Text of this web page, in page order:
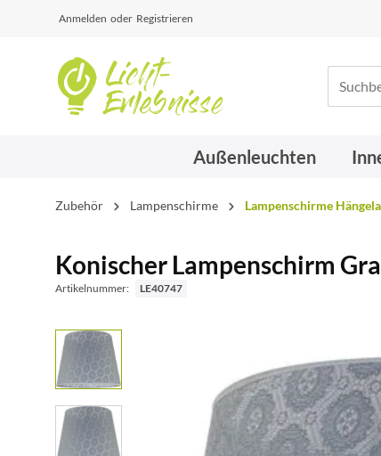
Anmelden oder Registrieren
Außenleuchten
Zubehör Lampenschirme Lampenschirme
Konischer Lampenschirm
Artikelnummer: LE40747